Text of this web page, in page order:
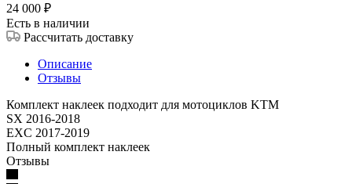
24 000 ₽
Есть в наличии
Рассчитать доставку
Описание
Отзывы
Комплект наклеек подходит для мотоциклов KTM
SX 2016-2018
EXC 2017-2019
Полный комплект наклеек
Отзывы